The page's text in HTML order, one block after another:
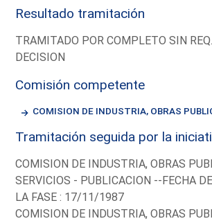
Resultado tramitación
TRAMITADO POR COMPLETO SIN
DECISION
Comisión competente
COMISION DE INDUSTRIA, OBRAS
Tramitación seguida por la
COMISION DE INDUSTRIA, OBRAS
SERVICIOS - PUBLICACION --FECHA
LA FASE : 17/11/1987
COMISION DE INDUSTRIA, OBRAS